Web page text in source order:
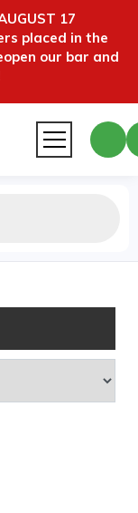
17
placed in the
our bar and